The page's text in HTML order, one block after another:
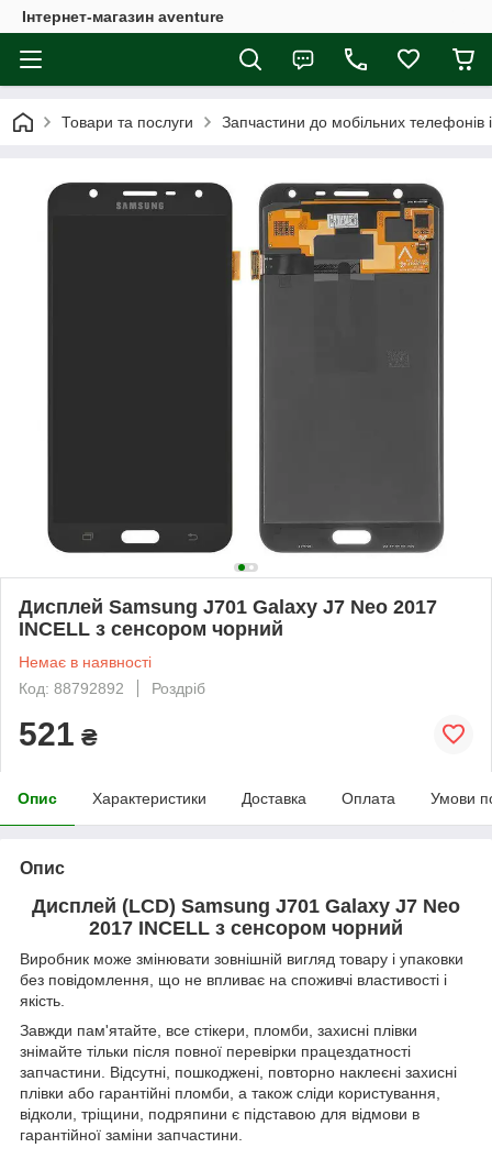
Інтернет-магазин aventure
Товари та послуги Запчастини до мобільних телефонів
Дисплей Samsung J701 Galaxy J7 Neo 2017
INCELL з сенсором чорний
Немає в наявності
Код: 88792892
Роздріб
521 ₴
Опис Характеристики Доставка Оплата Умови
Опис
Дисплей (LCD) Samsung J701 Galaxy J7 Neo
2017 INCELL з сенсором чорний
Виробник може змінювати зовнішній вигляд товару і упаковки
без повідомлення, що не впливає на споживчі властивості і
якість.
Завжди пам'ятайте, все стікери, пломби, захисні плівки
знімайте тільки після повної перевірки працездатності
запчастини. Відсутні, пошкоджені, повторно наклеєні захисні
плівки або гарантійні пломби, а також сліди користування,
відколи, тріщини, подряпини є підставою для відмови в
гарантійної заміни запчастини.